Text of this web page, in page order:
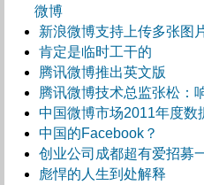
微博
新浪微博支持上传多张图
肯定是临时工干的
腾讯微博推出英文版
腾讯微博技术总监张松：
中国微博市场2011年度数
中国的Facebook？
创业公司成都超有爱招募
彪悍的人生到处解释